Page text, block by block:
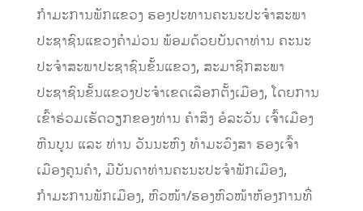
ກຳມະການພັກແຂວງ ຮອງປະທານຄະນະປະຈຳສະພາ
ປະຊາຊົນແຂວງຄຳມ່ວນ ພ້ອມດ້ວຍບັນດາທ່ານ ຄະນະ
ປະຈຳສະພາປະຊາຊົນຂັ້ນແຂວງ, ສະມາຊິກສະພາ
ປະຊາຊົນຂັ້ນແຂວງປະຈຳເຂດເລືອກຕັ້ງເມືອງ, ໂດຍການ
ເຂົ້າຮ່ວມເຮັດວຽກຂອງທ່ານ ຄໍາສິງ ອໍລະວັນ ເຈົ້າເມືອງ
ຫີນບູນ ແລະ ທ່ານ ວັນນະຫົງ ທຳມະວົງສາ ຮອງເຈົ້າ
ເມືອງຄູນຄຳ, ມີບັນດາທ່ານຄະນະປະຈໍາພັກເມືອງ,
ກຳມະການພັກເມືອງ, ຫົວໜ້າ/ຮອງຫົວໜ້າຫ້ອງການທີ່